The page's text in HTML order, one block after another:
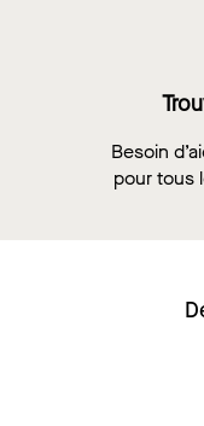
Besoin
pour tous